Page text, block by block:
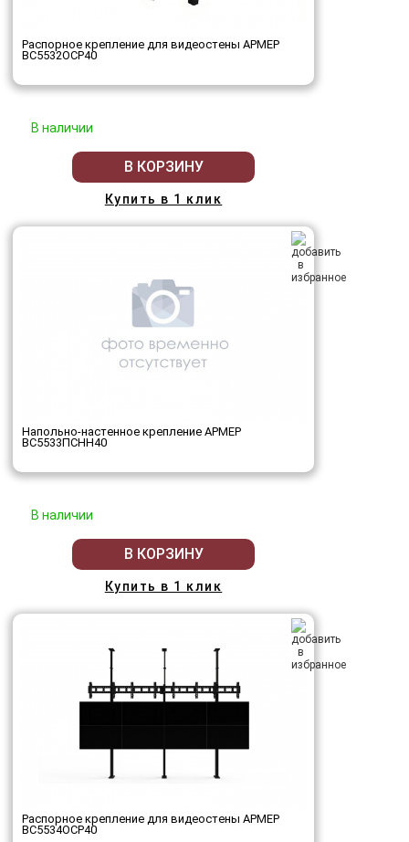
Распорное крепление для видеостены АРМЕР
ВС5532ОСР40
В наличии
В КОРЗИНУ
Купить в 1 клик
Напольно-настенное крепление АРМЕР
ВС5533ПСНН40
В наличии
В КОРЗИНУ
Купить в 1 клик
Распорное крепление для видеостены АРМЕР
ВС5534ОСР40